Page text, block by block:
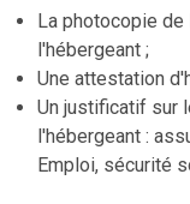
La photocopie de
l'hébergeant ;
Une attestation
Un justificatif sur
l'hébergeant :
Emploi, sécurité